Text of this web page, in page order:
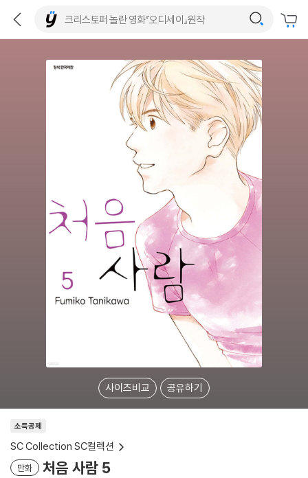
사이즈비교 공유하기
소득공제
SC Collection SC컬렉션
만화 처음 사람 5